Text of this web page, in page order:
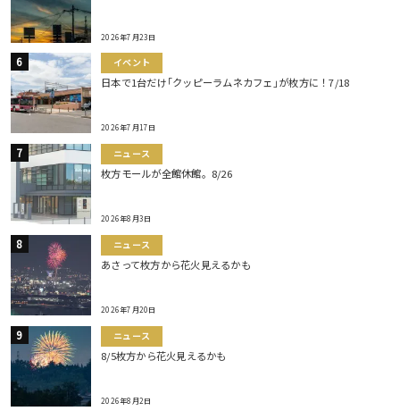
2026年7月23日
イベント
日本で1台だけ｢クッピーラムネカフェ｣が枚方に！7/18
2026年7月17日
ニュース
枚方モールが全館休館。8/26
2026年8月3日
ニュース
あさって枚方から花火見えるかも
2026年7月20日
ニュース
8/5枚方から花火見えるかも
2026年8月2日